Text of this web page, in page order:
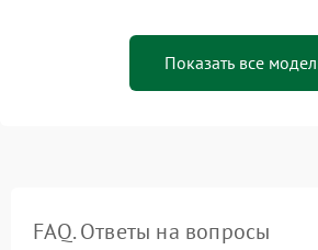
Показать все
FAQ. Ответы на вопросы